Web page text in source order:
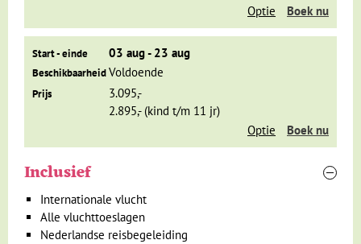
In het nieuwe deel van Delhi vind je groene parken, brede
lanen en historische overheidsgebouwen. Ook is hier het
graf vanGhandi te vinden, de bekende Indiase politicus en
Optie
Boek nu
Start - einde 03 aug - 23 aug
BeschikbaarheidVoldoende
Prijs
3.095,-
2.895,- (kind t/m 11 jr)
Optie
Boek nu
Inclusief
Internationale vlucht
Alle vluchttoeslagen
Nederlandse reisbegeleiding